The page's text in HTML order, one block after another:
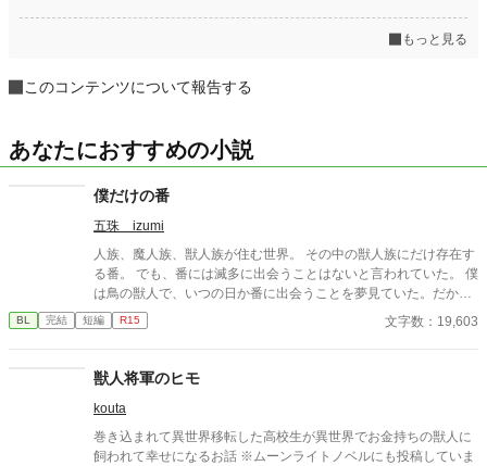
もっと見る
このコンテンツについて報告する
あなたにおすすめの小説
僕だけの番
五珠 izumi
人族、魔人族、獣人族が住む世界。 その中の獣人族にだけ存在す
る番。 でも、番には滅多に出会うことはないと言われていた。 僕
は鳥の獣人で、いつの日か番に出会うことを夢見ていた。だか
ら、これまで誰も好きにならず恋もしてこなかった。 それほどま
でに求めていた番に、バイト中めぐり逢えたんだけれど。 出会っ
は恋人もいて……。 後半、少し百合要素も含みます。苦手な方は
お気をつけ下さい。
BL 完結 短編 R15 文字数：19,603
獣人将軍のヒモ
kouta
巻き込まれて異世界移転した高校生が異世界でお金持ちの獣人に
飼われて幸せになるお話 ※ムーンライトノベルにも投稿していま